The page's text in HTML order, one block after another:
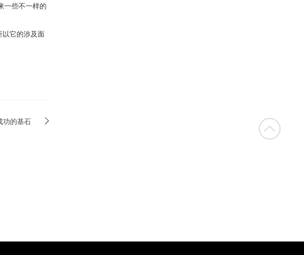
一些不一样的
它的涉及面
功的基石